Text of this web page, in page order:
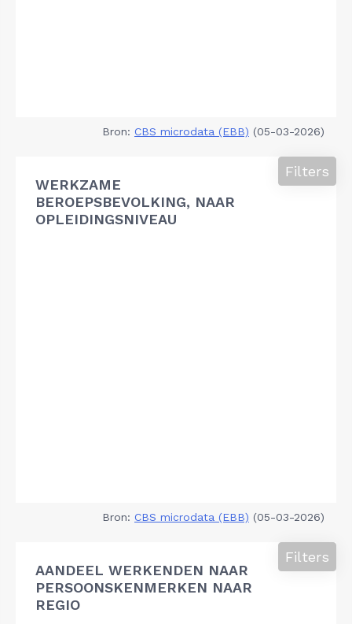
Bron: CBS microdata (EBB) (05-03-2026)
WERKZAME
BEROEPSBEVOLKING, NAAR
OPLEIDINGSNIVEAU
Filters
Bron: CBS microdata (EBB) (05-03-2026)
AANDEEL WERKENDEN NAAR
PERSOONSKENMERKEN NAAR
REGIO
Filters